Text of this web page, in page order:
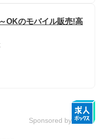
OKのモバイル販売!高
Sponsored by